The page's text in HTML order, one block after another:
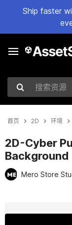
Ship faster
搜索资源
首页 2D 环境
2D-Cyber
Background
Mero Store